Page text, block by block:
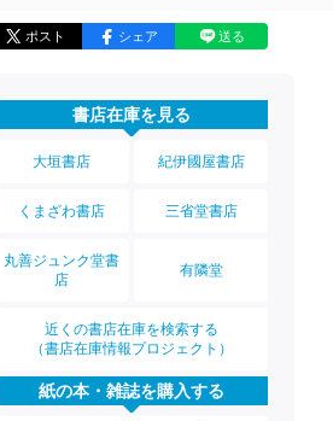
ポスト シェア 送る
書店在庫を見る
大垣書店 紀伊國屋書店
くまざわ書店 三省堂書店
丸善ジュンク堂書
店
有隣堂
近くの書店在庫を検索する
（書店在庫情報プロジェクト）
紙の本・雑誌を購入する